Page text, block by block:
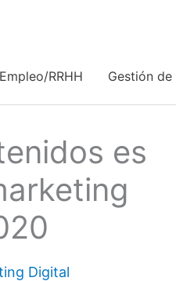
Empleo/RRHH Gestión
es
Digital